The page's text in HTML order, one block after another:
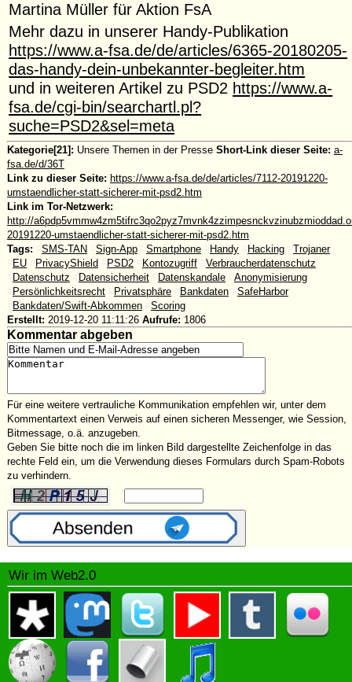
Martina Müller für Aktion FsA
Mehr dazu in unserer Handy-Publikation
https://www.a-fsa.de/de/articles/6365-20180205-
das-handy-dein-unbekannter-begleiter.htm
und in weiteren Artikel zu PSD2 https://www.a-
fsa.de/cgi-bin/searchartl.pl?
suche=PSD2&sel=meta
Kategorie[21]: Unsere Themen in der Presse Short-Link dieser Seite: a-
fsa.de/d/36T
Link zu dieser Seite: https://www.a-fsa.de/de/articles/7112-20191220-
umstaendlicher-statt-sicherer-mit-psd2.htm
Link im Tor-Netzwerk:
http://
20191220-umstaendlicher-statt-sicherer-mit-psd2.htm
Tags:
SMS-TAN Sign-App Smartphone Handy Hacking
Trojaner
EU PrivacyShield PSD2 Kontozugriff
Verbraucherdatenschutz
Datenschutz Datensicherheit Datenskandale
Anonymisierung
Persönlichkeitsrecht Privatsphäre Bankdaten
SafeHarbor
Bankdaten/Swift-Abkommen
Scoring
Erstellt: 2019-12-20 11:11:26 Aufrufe: 1806
Kommentar abgeben
Für eine weitere vertrauliche Kommunikation empfehlen wir, unter dem
Kommentartext einen Verweis auf einen sicheren Messenger, wie Session,
Bitmessage, o.ä. anzugeben.
Geben Sie bitte noch die im linken Bild dargestellte Zeichenfolge in das
rechte Feld ein, um die Verwendung dieses Formulars durch Spam-Robots
zu verhindern.
Wir im Web2.0